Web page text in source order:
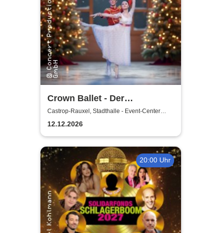
Crown Ballet - Der
Nussknacker
Castrop-Rauxel, Stadthalle - Event-Center
Castrop-Rauxel
12.12.2026
20:00 Uhr